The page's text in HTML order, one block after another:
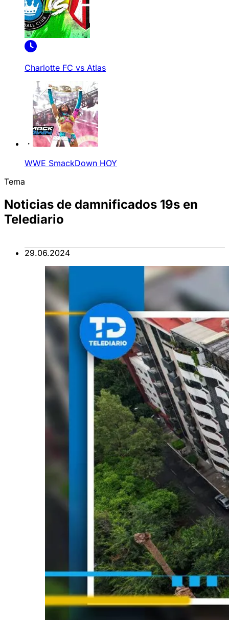
Charlotte FC vs Atlas
WWE SmackDown HOY
Tema
Noticias de damnificados 19s en
Telediario
29.06.2024